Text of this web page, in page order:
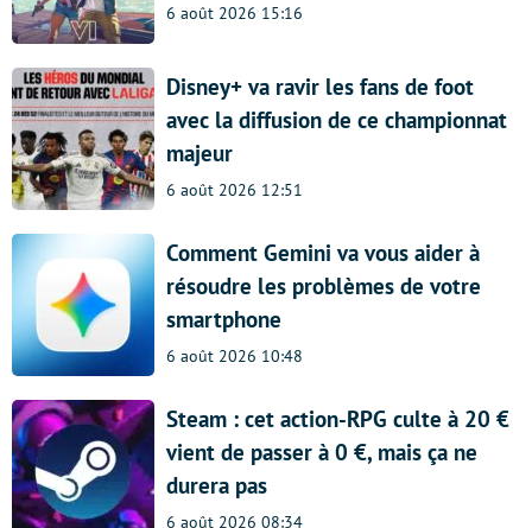
6 août 2026 15:16
Disney+ va ravir les fans de foot
avec la diffusion de ce championnat
majeur
6 août 2026 12:51
Comment Gemini va vous aider à
résoudre les problèmes de votre
smartphone
6 août 2026 10:48
Steam : cet action-RPG culte à 20 €
vient de passer à 0 €, mais ça ne
durera pas
6 août 2026 08:34